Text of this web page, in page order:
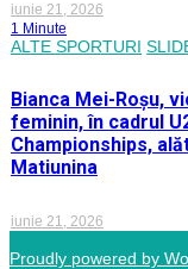
iunie 21, 2026
1 Minute
ALTE SPORTURI
Bianca Mei-Roșu,
feminin, în cadrul
Championships,
Matiunina
iunie 21, 2026
Proudly powered by